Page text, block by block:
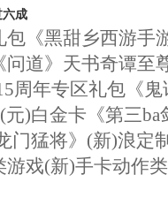
六成
包《黑甜乡西游
道》天书奇谭至
周年专区礼包《
元)白金卡《第三
门猛将》(新)浪定
戏(新)手卡动作